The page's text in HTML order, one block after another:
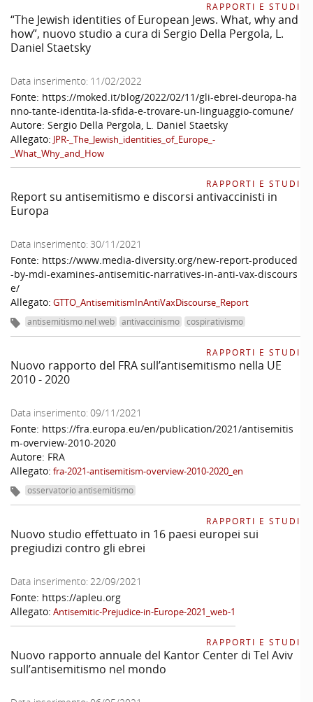
RAPPORTI E STUDI
“The Jewish identities of European Jews. What, why and
how”, nuovo studio a cura di Sergio Della Pergola, L.
Daniel Staetsky
Data inserimento: 11/02/2022
Fonte: https://moked.it/blog/2022/02/11/gli-ebrei-deuropa-ha
nno-tante-identita-la-sfida-e-trovare-un-linguaggio-comune/
Autore: Sergio Della Pergola, L. Daniel Staetsky
Allegato: JPR-_The_Jewish_identities_of_Europe_-
_What_Why_and_How
RAPPORTI E STUDI
Report su antisemitismo e discorsi antivaccinisti in
Europa
Data inserimento: 30/11/2021
Fonte: https://www.media-diversity.org/new-report-produced
-by-mdi-examines-antisemitic-narratives-in-anti-vax-discours
e/
Allegato: GTTO_AntisemitismInAntiVaxDiscourse_Report
antisemitismo nel web antivaccinismo cospirativismo
RAPPORTI E STUDI
Nuovo rapporto del FRA sull’antisemitismo nella UE
2010 - 2020
Data inserimento: 09/11/2021
Fonte: https://fra.europa.eu/en/publication/2021/antisemitis
m-overview-2010-2020
Autore: FRA
Allegato: fra-2021-antisemitism-overview-2010-2020_en
osservatorio antisemitismo
RAPPORTI E STUDI
Nuovo studio effettuato in 16 paesi europei sui
pregiudizi contro gli ebrei
Data inserimento: 22/09/2021
Fonte: https://apleu.org
Allegato: Antisemitic-Prejudice-in-Europe-2021_web-1
RAPPORTI E STUDI
Nuovo rapporto annuale del Kantor Center di Tel Aviv
sull’antisemitismo nel mondo